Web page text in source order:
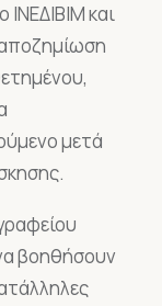
και
μετά
βοηθήσουν